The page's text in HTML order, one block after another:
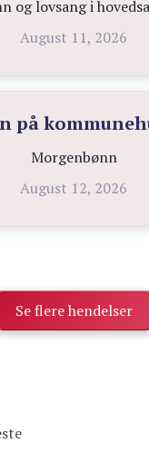
og lovsang i
August 11, 2026
på
Morgenbønn
August 12, 2026
Se flere hendelser